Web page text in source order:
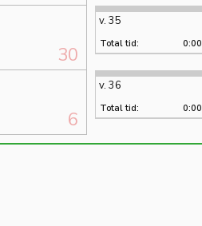
30
v. 35
Total tid: 0:00
6
v. 36
Total tid: 0:00